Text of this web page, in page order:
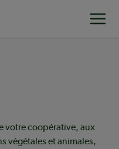
votre coopérative, aux
végétales et animales,